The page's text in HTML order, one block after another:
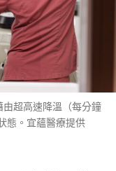
超高速降溫（每分鐘
態。宜蘊醫療提供